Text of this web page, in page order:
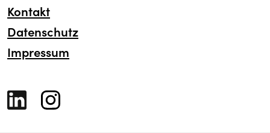
Kontakt
Datenschutz
Impressum